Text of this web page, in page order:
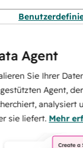
Agent
Sie Ihrer
Agent, der Ihre
analysiert und
liefert.Mehr